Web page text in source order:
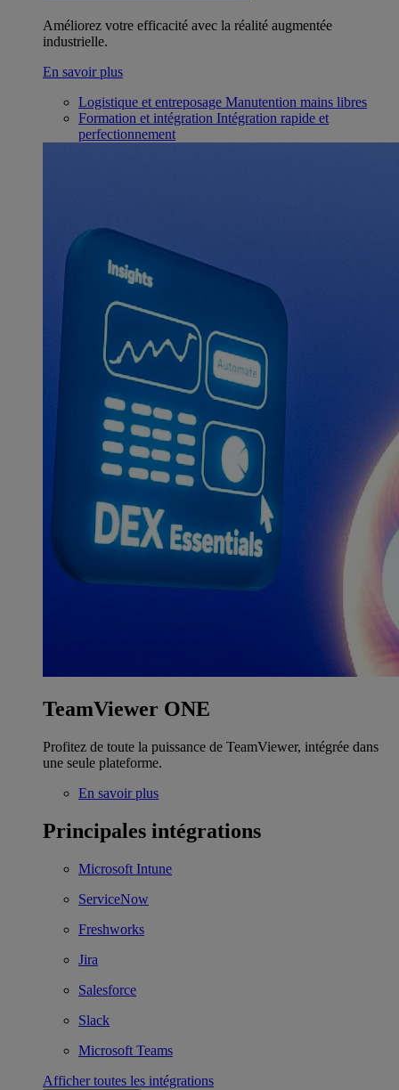
Améliorez votre efficacité avec la réalité augmentée
industrielle.
En savoir plus
Logistique et entreposage Manutention mains libres
Formation et intégration Intégration rapide et
perfectionnement
TeamViewer ONE
Profitez de toute la puissance de TeamViewer, intégrée dans
une seule plateforme.
En savoir plus
Principales intégrations
Microsoft Intune
ServiceNow
Freshworks
Jira
Salesforce
Slack
Microsoft Teams
Afficher toutes les intégrations